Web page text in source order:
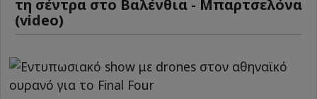
τη σέντρα στο Βαλένθια - Μπαρτσελόνα
(video)